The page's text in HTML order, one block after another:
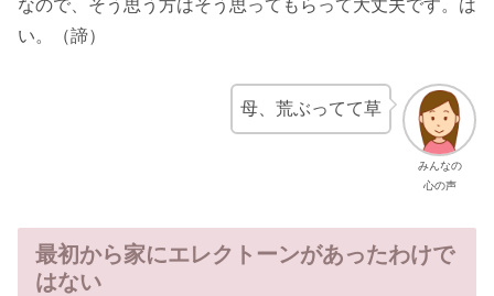
なので、そう思う方はそう思ってもらって大丈夫です。は
い。（諦）
みんなの
心の声
母、荒ぶってて草
最初から家にエレクトーンがあったわけで
はない